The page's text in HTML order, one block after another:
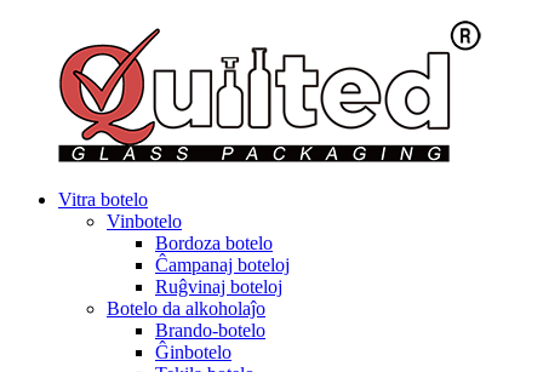
Vitra botelo
Vinbotelo
Bordoza botelo
Ĉampanaj boteloj
Ruĝvinaj boteloj
Botelo da alkoholaĵo
Brando-botelo
Ĝinbotelo